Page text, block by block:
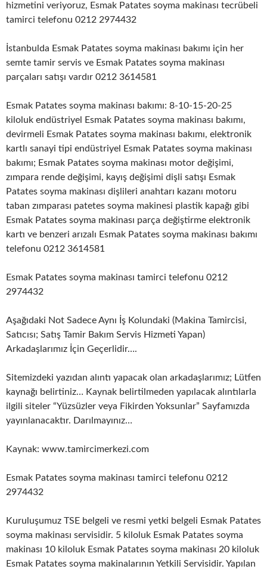
hizmetini veriyoruz, Esmak Patates soyma makinası tecrübeli
tamirci telefonu 0212 2974432
İstanbulda Esmak Patates soyma makinası bakımı için her
semte tamir servis ve Esmak Patates soyma makinası
parçaları satışı vardır 0212 3614581
Esmak Patates soyma makinası bakımı: 8-10-15-20-25
kiloluk endüstriyel Esmak Patates soyma makinası bakımı,
devirmeli Esmak Patates soyma makinası bakımı, elektronik
kartlı sanayi tipi endüstriyel Esmak Patates soyma makinası
bakımı; Esmak Patates soyma makinası motor değişimi,
zımpara rende değişimi, kayış değişimi dişli satışı Esmak
Patates soyma makinası dişlileri anahtarı kazanı motoru
taban zımparası patetes soyma makinesi plastik kapağı gibi
Esmak Patates soyma makinası parça değiştirme elektronik
kartı ve benzeri arızalı Esmak Patates soyma makinası bakımı
telefonu 0212 3614581
Esmak Patates soyma makinası tamirci telefonu 0212
2974432
Aşağıdaki Not Sadece Aynı İş Kolundaki (Makina Tamircisi,
Satıcısı; Satış Tamir Bakım Servis Hizmeti Yapan)
Arkadaşlarımız İçin Geçerlidir….
Sitemizdeki yazıdan alıntı yapacak olan arkadaşlarımız; Lütfen
kaynağı belirtiniz… Kaynak belirtilmeden yapılacak alıntılarla
ilgili siteler “Yüzsüzler veya Fikirden Yoksunlar” Sayfamızda
yayınlanacaktır. Darılmayınız…
Kaynak: www.tamircimerkezi.com
Esmak Patates soyma makinası tamirci telefonu 0212
2974432
Kuruluşumuz TSE belgeli ve resmi yetki belgeli Esmak Patates
soyma makinası servisidir. 5 kiloluk Esmak Patates soyma
makinası 10 kiloluk Esmak Patates soyma makinası 20 kiloluk
Esmak Patates soyma makinalarının Yetkili Servisidir. Yapılan